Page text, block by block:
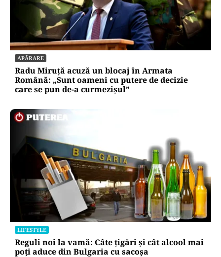
APĂRARE
Radu Miruță acuză un blocaj în Armata
Română: „Sunt oameni cu putere de decizie
care se pun de-a curmezișul”
LIFESTYLE
Reguli noi la vamă: Câte țigări și cât alcool mai
poți aduce din Bulgaria cu sacoșa